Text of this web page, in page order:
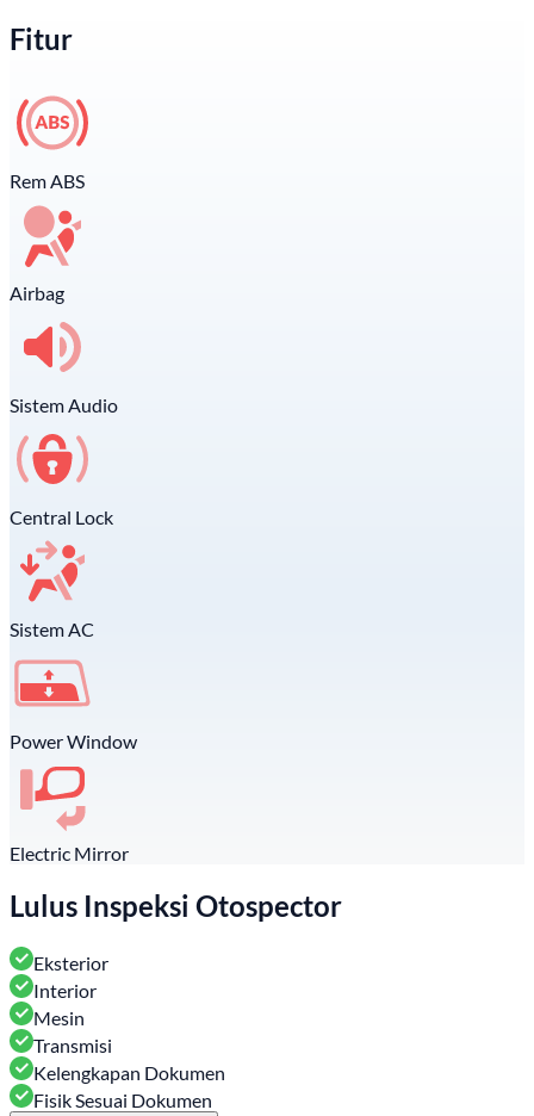
Fitur
Rem ABS
Airbag
Sistem Audio
Central Lock
Sistem AC
Power Window
Electric Mirror
Lulus Inspeksi Otospector
Eksterior
Interior
Mesin
Transmisi
Kelengkapan Dokumen
Fisik Sesuai Dokumen